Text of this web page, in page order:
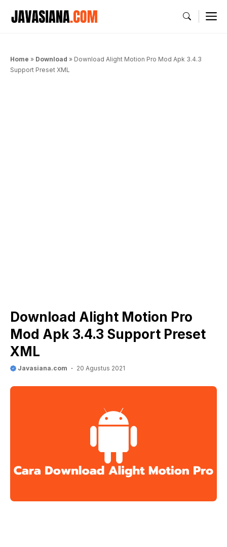
Home » Download » Download Alight Motion Pro Mod Apk 3.4.3
Support Preset XML
Download Alight Motion Pro
Mod Apk 3.4.3 Support Preset
XML
Javasiana.com 20 Agustus 2021